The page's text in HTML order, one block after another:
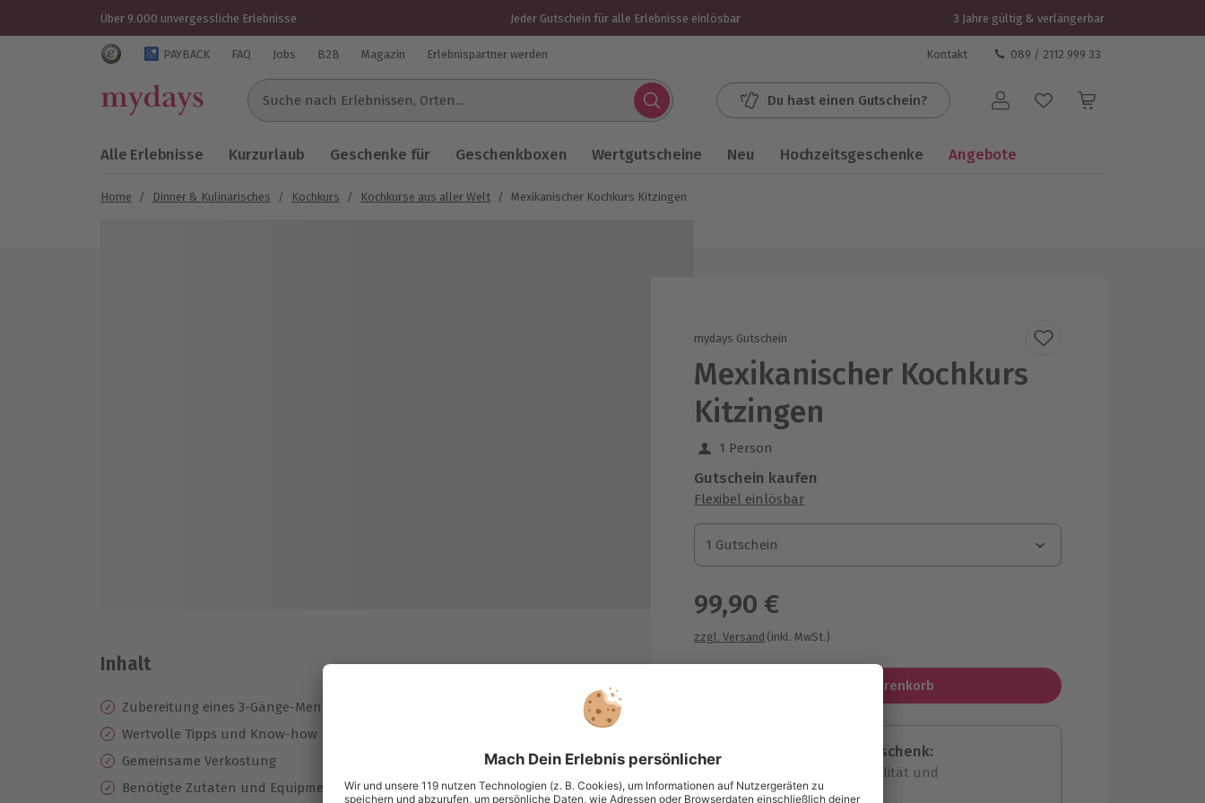
Über 9.000 unvergessliche Erlebnisse Jeder Gutschein für alle Erlebnisse einlösbar 3 Jahre gültig & verlängerbar
Trustedshops Bewertungen für mydays.de
PAYBACK FAQ Jobs B2B Magazin Erlebnispartner werden Kontakt 089 / 2112 999 33
Suche nach Erlebnissen...
Du hast einen Gutschein? Benutzerkonto
Alle Erlebnisse Kurzurlaub Geschenke für Geschenkboxen Wertgutscheine Neu Hochzeitsgeschenke Angebote
Home / Dinner & Kulinarisches / Kochkurs / Kochkurse aus aller Welt / Mexikanischer Kochkurs Kitzingen
mydays Gutschein
Mexikanischer Kochkurs
Kitzingen
1 Person
Gutschein kaufen
Flexibel einlösbar
1 Gutschein
1 Gutschein
1 Gutschein
99,90 €
zzgl. Versand (inkl. MwSt.)
In den Warenkorb
Immer das passende Geschenk:
Große Auswahl, volle Flexibilität und
maximale Sicherheit
Inhalt
Zubereitung eines 3-Gänge-Menüs unter fachkundiger Anleitung
Wertvolle Tipps und Know-how
Gemeinsame Verkostung
Benötigte Zutaten und Equipment